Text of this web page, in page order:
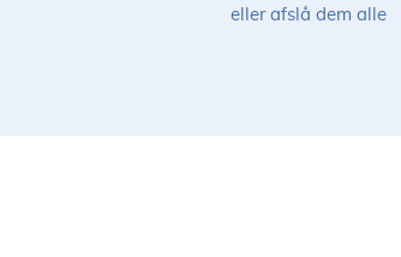
eller afslå dem alle